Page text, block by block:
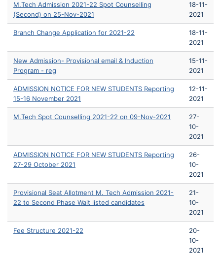
M.Tech Admission 2021-22 Spot Counselling
(Second) on 25-Nov-2021
18-11-
2021
Branch Change Application for 2021-22
18-11-
2021
New Admission- Provisional email & Induction
Program - reg
15-11-
2021
ADMISSION NOTICE FOR NEW STUDENTS Reporting
15-16 November 2021
12-11-
2021
M.Tech Spot Counselling 2021-22 on 09-Nov-2021
27-
10-
2021
ADMISSION NOTICE FOR NEW STUDENTS Reporting
27-29 October 2021
26-
10-
2021
Provisional Seat Allotment M. Tech Admission 2021-
22 to Second Phase Wait listed candidates
21-
10-
2021
Fee Structure 2021-22
20-
10-
2021